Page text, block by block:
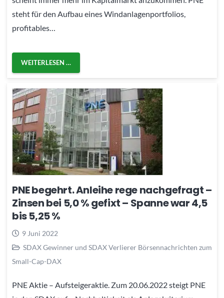
steht für den Aufbau eines Windanlagenportfolios,
profitables…
WEITERLESEN …
PNE begehrt. Anleihe rege nachgefragt –
Zinsen bei 5,0 % gefixt – Spanne war 4,5
bis 5,25 %
9 Juni 2022
SDAX Gewinner und SDAX Verlierer Börsennachrichten zum
Small-Cap-DAX
PNE Aktie – Aufsteigeraktie. Zum 20.06.2022 steigt PNE